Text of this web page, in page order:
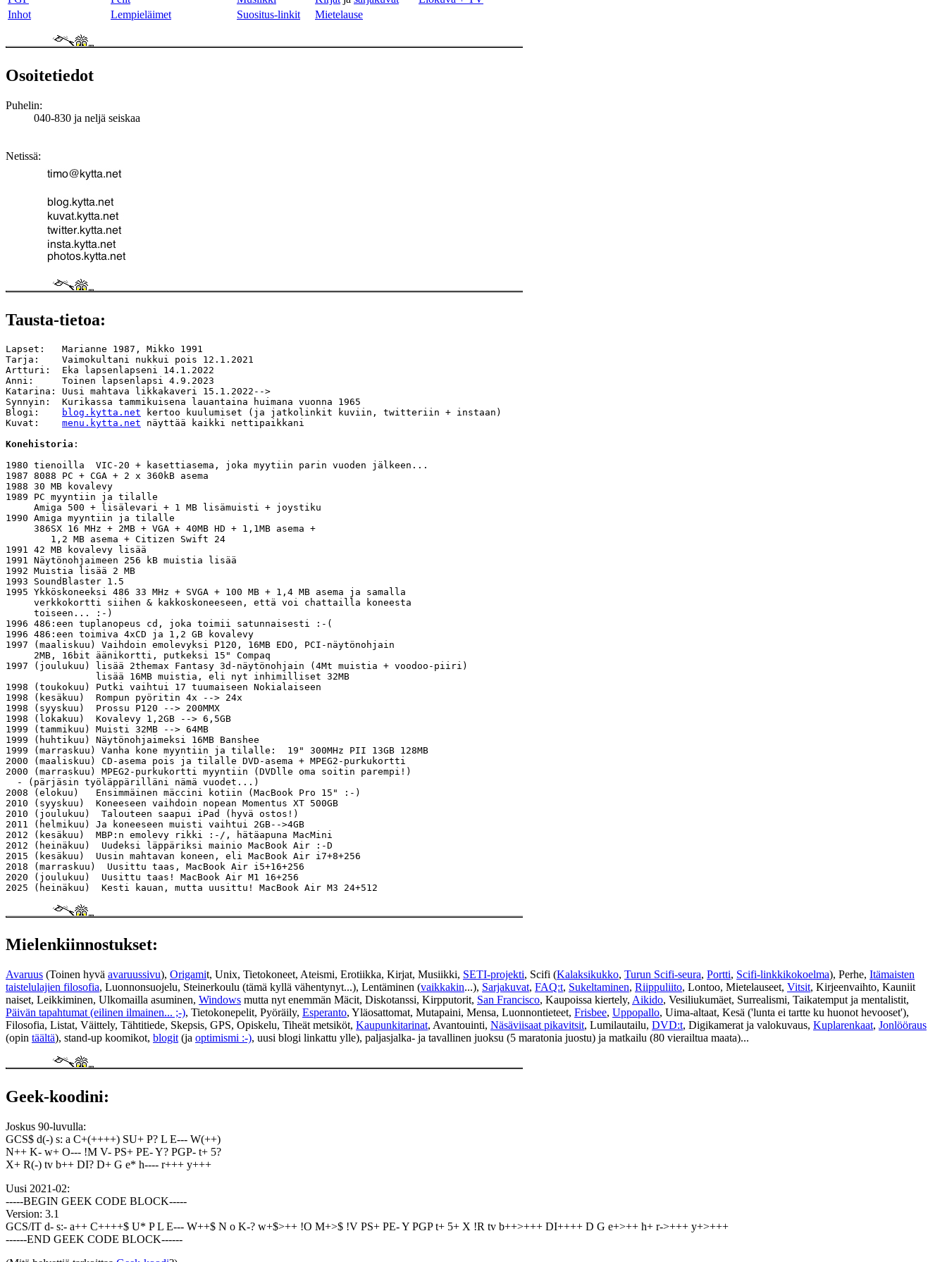
Inhot
Lempieläimet Suositus-linkit Mietelause
Osoitetiedot
Puhelin:
040-830 ja neljä seiskaa
Netissä:
Tausta-tietoa:
Lapset:   Marianne 1987, Mikko 1991
Tarja:    Vaimokultani nukkui pois 12.1.2021
Artturi:  Eka lapsenlapseni 14.1.2022
Anni:     Toinen lapsenlapsi 4.9.2023
Katarina: Uusi mahtava likkakaveri 15.1.2022-->
Synnyin:  Kurikassa tammikuisena lauantaina huimana vuonna 1965
Blogi:
blog.kytta.net kertoo kuulumiset (ja jatkolinkit kuviin, twitteriin + instaan)
Kuvat: menu.kytta.net näyttää kaikki nettipaikkani
Konehistoria :
1980 tienoilla  VIC-20 + kasettiasema, joka myytiin parin vuoden jälkeen...
1987 8088 PC + CGA + 2 x 360kB asema
1988 30 MB kovalevy
1989 PC myyntiin ja tilalle
     Amiga 500 + lisälevari + 1 MB lisämuisti + joystiku
1990 Amiga myyntiin ja tilalle
     386SX 16 MHz + 2MB + VGA + 40MB HD + 1,1MB asema +
        1,2 MB asema + Citizen Swift 24
1991 42 MB kovalevy lisää
1991 Näytönohjaimeen 256 kB muistia lisää
1992 Muistia lisää 2 MB
1993 SoundBlaster 1.5
1995 Ykköskoneeksi 486 33 MHz + SVGA + 100 MB + 1,4 MB asema ja samalla
     verkkokortti siihen & kakkoskoneeseen, että voi chattailla koneesta
     toiseen... :-)
1996 486:een tuplanopeus cd, joka toimii satunnaisesti :-(
1996 486:een toimiva 4xCD ja 1,2 GB kovalevy
1997 (maaliskuu) Vaihdoin emolevyksi P120, 16MB EDO, PCI-näytönohjain
     2MB, 16bit äänikortti, putkeksi 15" Compaq
1997 (joulukuu) lisää 2themax Fantasy 3d-näytönohjain (4Mt muistia + voodoo-piiri)
                lisää 16MB muistia, eli nyt inhimilliset 32MB
1998 (toukokuu) Putki vaihtui 17 tuumaiseen Nokialaiseen
1998 (kesäkuu)  Rompun pyöritin 4x --> 24x
1998 (syyskuu)  Prossu P120 --> 200MMX
1998 (lokakuu)  Kovalevy 1,2GB --> 6,5GB
1999 (tammikuu) Muisti 32MB --> 64MB
1999 (huhtikuu) Näytönohjaimeksi 16MB Banshee
1999 (marraskuu) Vanha kone myyntiin ja tilalle:  19" 300MHz PII 13GB 128MB
2000 (maaliskuu) CD-asema pois ja tilalle DVD-asema + MPEG2-purkukortti
2000 (marraskuu) MPEG2-purkukortti myyntiin (DVDlle oma soitin parempi!)
  - (pärjäsin työläppärilläni nämä vuodet...)
2008 (elokuu)   Ensimmäinen mäccini kotiin (MacBook Pro 15" :-)
2010 (syyskuu)  Koneeseen vaihdoin nopean Momentus XT 500GB
2010 (joulukuu)  Talouteen saapui iPad (hyvä ostos!)
2011 (helmikuu) Ja koneeseen muisti vaihtui 2GB-->4GB
2012 (kesäkuu)  MBP:n emolevy rikki :-/, hätäapuna MacMini
2012 (heinäkuu)  Uudeksi läppäriksi mainio MacBook Air :-D
2015 (kesäkuu)  Uusin mahtavan koneen, eli MacBook Air i7+8+256
2018 (marraskuu)  Uusittu taas, MacBook Air i5+16+256
2020 (joulukuu)  Uusittu taas! MacBook Air M1 16+256
2025 (heinäkuu)  Kesti kauan, mutta uusittu! MacBook Air M3 24+512
Mielenkiinnostukset:
Avaruus (Toinen hyvä avaruussivu), Origamit, Unix, Tietokoneet, Ateismi, Erotiikka, Kirjat, Musiikki, SETI-projekti, Scifi (Kalaksikukko, Turun Scifi-seura, Portti, Scifi-linkkikokoelma), Perhe, Itämaisten
taistelulajien filosofia, Luonnonsuojelu, Steinerkoulu (tämä kyllä vähentynyt...), Lentäminen (vaikkakin...), Sarjakuvat, FAQ:t, Sukeltaminen, Riippuliito, Lontoo, Mietelauseet, Vitsit, Kirjeenvaihto, Kauniit
naiset, Leikkiminen, Ulkomailla asuminen, Windows mutta nyt enemmän Mäcit, Diskotanssi, Kirpputorit, San Francisco, Kaupoissa kiertely, Aikido, Vesiliukumäet, Surrealismi, Taikatemput ja mentalistit,
Päivän tapahtumat (eilinen ilmainen... ;-), Tietokonepelit, Pyöräily, Esperanto, Yläosattomat, Mutapaini, Mensa, Luonnontieteet, Frisbee, Uppopallo, Uima-altaat, Kesä ('lunta ei tartte ku huonot hevooset'),
Filosofia, Listat, Väittely, Tähtitiede, Skepsis, GPS, Opiskelu, Tiheät metsiköt, Kaupunkitarinat, Avantouinti, Näsäviisaat pikavitsit, Lumilautailu, DVD:t, Digikamerat ja valokuvaus, Kuplarenkaat, Jonlööraus
(opin täältä), stand-up koomikot, blogit (ja optimismi :-), uusi blogi linkattu ylle), paljasjalka- ja tavallinen juoksu (5 maratonia juostu) ja matkailu (80 vierailtua maata)...
Geek-koodini:
Joskus 90-luvulla:
GCS$ d(-) s: a C+(++++) SU+ P? L E--- W(++)
N++ K- w+ O--- !M V- PS+ PE- Y? PGP- t+ 5?
X+ R(-) tv b++ DI? D+ G e* h---- r+++ y+++
Uusi 2021-02:
-----BEGIN GEEK CODE BLOCK-----
Version: 3.1
GCS/IT d- s:- a++ C++++$ U* P L E--- W++$ N o K-? w+$>++ !O M+>$ !V PS+ PE- Y PGP t+ 5+ X !R tv b++>+++ DI++++ D G e+>++ h+ r->+++ y+>+++
------END GEEK CODE BLOCK------